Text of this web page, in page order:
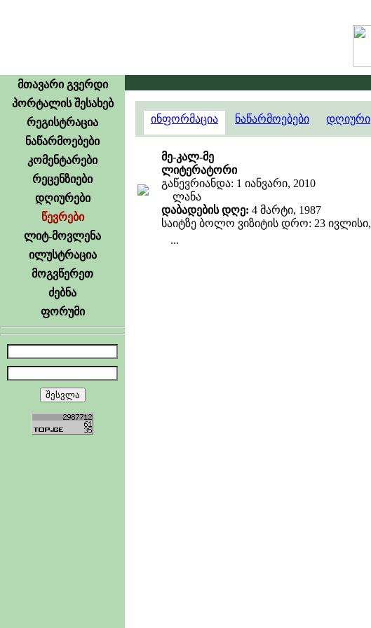
მთავარი გვერდი
პორტალის შესახებ
რეგისტრაცია
ნაწარმოებები
კომენტარები
რეცენზიები
დღიურები
წევრები
ლიტ-მოვლენა
ილუსტრაცია
მოგვწერეთ
ძებნა
ფორუმი
ინფორმაცია ნაწარმოებები დღიური
მე-კალ-მე
ლიტერატორი
გაწევრიანდა: 1 იანვარი, 2010
ლანა
დაბადების დღე: 4 მარტი, 1987
საიტზე ბოლო ვიზიტის დრო: 23 ივლისი,
...